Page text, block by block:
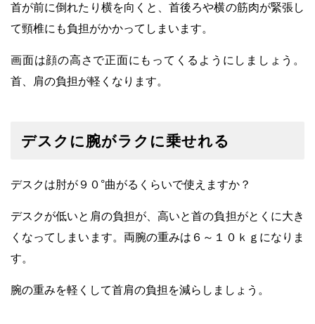
首が前に倒れたり横を向くと、首後ろや横の筋肉が緊張し
て頸椎にも負担がかかってしまいます。
画面は顔の高さで正面にもってくるようにしましょう。
首、肩の負担が軽くなります。
デスクに腕がラクに乗せれる
デスクは肘が９０°曲がるくらいで使えますか？
デスクが低いと肩の負担が、高いと首の負担がとくに大き
くなってしまいます。両腕の重みは６～１０ｋｇになりま
す。
腕の重みを軽くして首肩の負担を減らしましょう。